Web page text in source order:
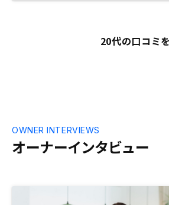
20代の口コミ
オーナーインタビュー
OWNER INTERVIEWS